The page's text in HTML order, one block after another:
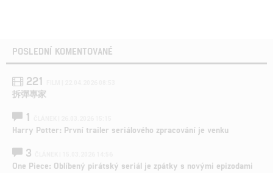
POSLEDNÍ KOMENTOVANÉ
221
拆彈專家
1
Harry Potter: První trailer seriálového zpracování je venku
3
One Piece: Oblíbený pirátský seriál je zpátky s novými epizodami